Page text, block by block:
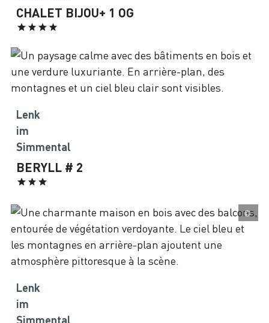
CHALET BIJOU+ 1 OG
Lenk
im
Simmental
BERYLL # 2
©
Lenk
im
Simmental